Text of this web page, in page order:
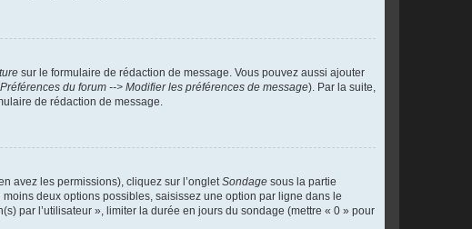
sur le formulaire de rédaction de message. Vous pouvez aussi ajouter
Préférences du forum --> Modifier les préférences de message). Par la suite,
de rédaction de message.
avez les permissions), cliquez sur l’onglet Sondage sous la partie
deux options possibles, saisissez une option par ligne dans le
par l’utilisateur », limiter la durée en jours du sondage (mettre « 0 » pour